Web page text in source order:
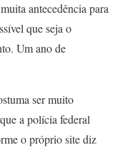
antecedência para
que seja o
Um ano de
ser muito
a polícia federal
o próprio site diz